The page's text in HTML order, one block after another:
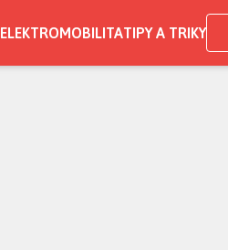
ELEKTROMOBILITATIPY A TRIKY